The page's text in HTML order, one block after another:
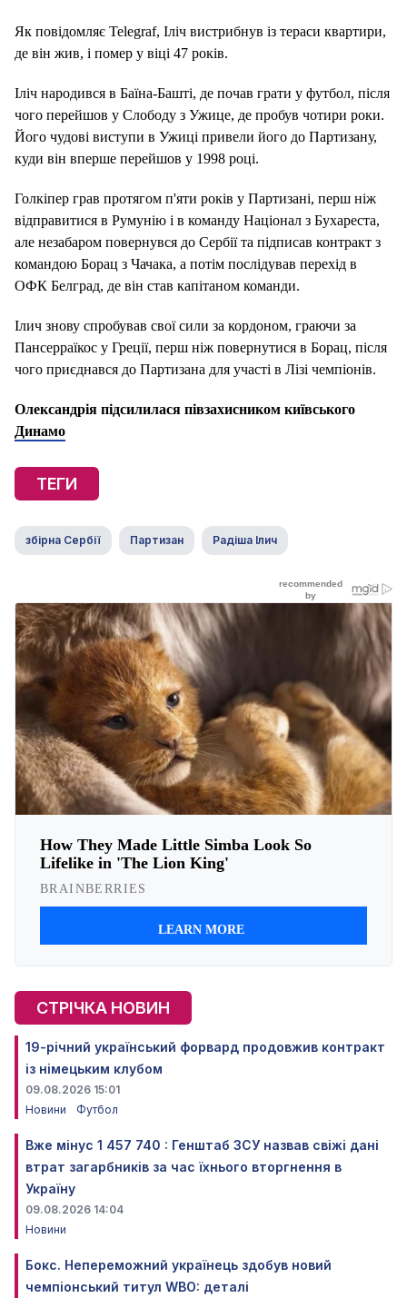
Як повідомляє Telegraf, Іліч вистрибнув із тераси квартири,
де він жив, і помер у віці 47 років.
Іліч народився в Баїна-Башті, де почав грати у футбол, після
чого перейшов у Слободу з Ужице, де пробув чотири роки.
Його чудові виступи в Ужиці привели його до Партизану,
куди він вперше перейшов у 1998 році.
Голкіпер грав протягом п'яти років у Партизані, перш ніж
відправитися в Румунію і в команду Націонал з Бухареста,
але незабаром повернувся до Сербії та підписав контракт з
командою Борац з Чачака, а потім послідував перехід в
ОФК Белград, де він став капітаном команди.
Ілич знову спробував свої сили за кордоном, граючи за
Пансерраїкос у Греції, перш ніж повернутися в Борац, після
чого приєднався до Партизана для участі в Лізі чемпіонів.
Олександрія підсилилася півзахисником київського
Динамо
ТЕГИ
збірна Сербії Партизан Радіша Ілич
СТРІЧКА НОВИН
19-річний український форвард продовжив контракт
із німецьким клубом
09.08.2026 15:01
Новини
Футбол
Вже мінус 1 457 740 : Генштаб ЗСУ назвав свіжі дані
втрат загарбників за час їхнього вторгнення в
Україну
09.08.2026 14:04
Новини
Бокс. Непереможний українець здобув новий
чемпіонський титул WBO: деталі